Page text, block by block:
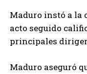
Maduro instó a la
acto seguido
principales
Maduro aseguró